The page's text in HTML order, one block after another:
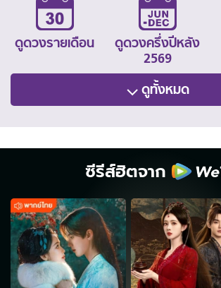
ดูดวงรายเดือน
ดูดวงครึ่งปีหลัง
2569
ดูทั้งหมด
ซีรีส์ฮิตจาก